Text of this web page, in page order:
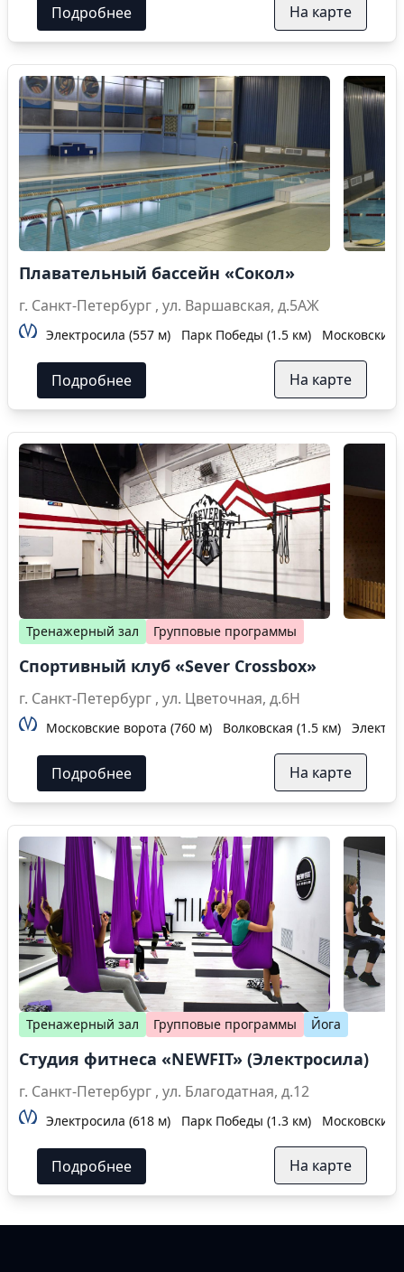
Подробнее На карте
Плавательный бассейн «Сокол»
г. Санкт-Петербург , ул. Варшавская, д.5АЖ
Электросила (557 м) Парк Победы (1.5 км) Московские
Подробнее На карте
Тренажерный зал Групповые программы
Спортивный клуб «Sever Crossbox»
г. Санкт-Петербург , ул. Цветочная, д.6Н
Московские ворота (760 м) Волковская (1.5 км)
Подробнее На карте
Тренажерный зал Групповые программы Йога
Студия фитнеса «NEWFIT» (Электросила)
г. Санкт-Петербург , ул. Благодатная, д.12
Электросила (618 м) Парк Победы (1.3 км) Московские
Подробнее На карте